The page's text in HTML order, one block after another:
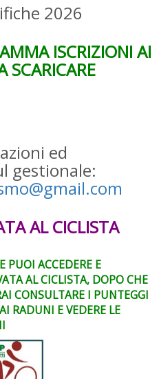
2026
ISCRIZIONI AI
SCARICARE
ed
gestionale:
AL CICLISTA
PUOI ACCEDERE E
AL CICLISTA, DOPO CHE
CONSULTARE I PUNTEGGI
RADUNI E VEDERE LE